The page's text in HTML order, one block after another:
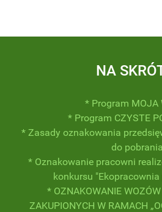
NA
* Program MOJA
* Program CZYSTE
* Zasady oznakowania
do pobrania
* Oznakowanie pracowni
konkursu
* OZNAKOWANIE
ZAKUPIONYCH W RAMACH